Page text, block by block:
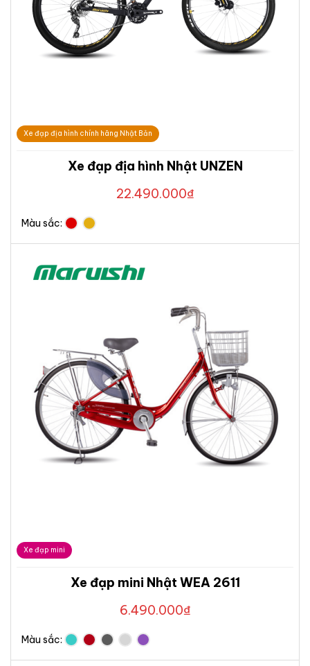
Xe đạp địa hình chính hãng Nhật Bản
Xe đạp địa hình Nhật UNZEN
22.490.000₫
Màu sắc:
Xe đạp mini
Xe đạp mini Nhật WEA 2611
6.490.000₫
Màu sắc: